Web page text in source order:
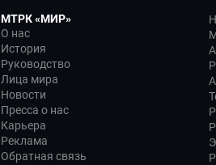
МТРК «МИР»
О нас
История
Руководство
Лица мира
Новости
Пресса о нас
Карьера
Реклама
Обратная связь